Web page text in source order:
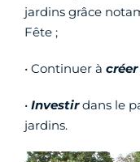
jardins grâce
Fête ;
• Continuer à
• Investirdans le
jardins.